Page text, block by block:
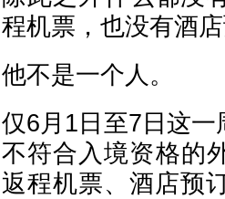
程机票，也没有酒店
他不是一个人。
仅6月1日至7日这
不符合入境资格的
返程机票、酒店预